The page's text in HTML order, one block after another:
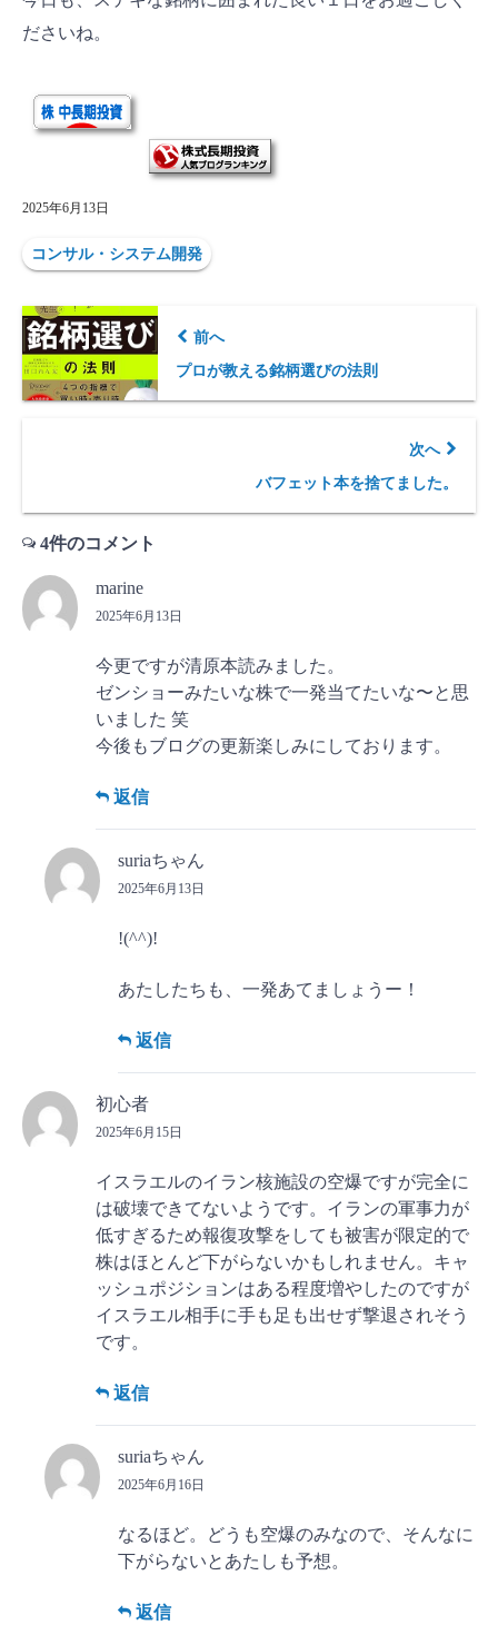
ださいね。
2025年6月13日
コンサル・システム開発
前へ
プロが教える銘柄選びの法則
次へ
バフェット本を捨てました。
4件のコメント
marine
2025年6月13日
今更ですが清原本読みました。
ゼンショーみたいな株で一発当てたいな〜と思
いました 笑
今後もブログの更新楽しみにしております。
返信
suriaちゃん
2025年6月13日
!(^^)!
あたしたちも、一発あてましょうー！
返信
初心者
2025年6月15日
イスラエルのイラン核施設の空爆ですが完全に
は破壊できてないようです。イランの軍事力が
低すぎるため報復攻撃をしても被害が限定的で
株はほとんど下がらないかもしれません。キャ
ッシュポジションはある程度増やしたのですが
イスラエル相手に手も足も出せず撃退されそう
です。
返信
suriaちゃん
2025年6月16日
なるほど。どうも空爆のみなので、そんなに
下がらないとあたしも予想。
返信